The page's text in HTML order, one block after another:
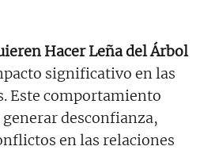
Hacer Leña del Árbol
significativo en las
Este comportamiento
desconfianza,
en las relaciones